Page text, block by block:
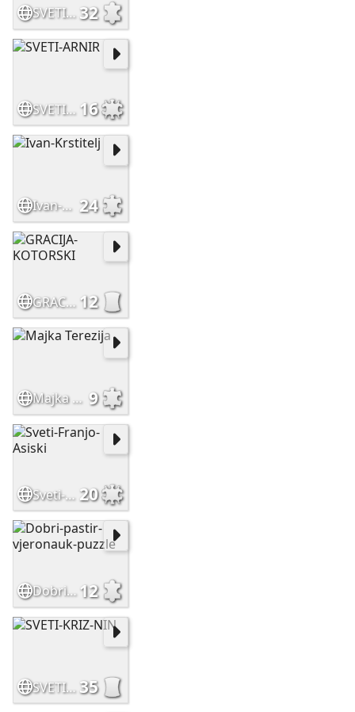
SVETI-ARNIR-OLTAR 32
SVETI-ARNIR 16
Ivan-Krstitelj 24
GRACIJA-KOTORSKI 12
Majka Terezija 9
Sveti-Franjo-Asiski 20
Dobri-pastir-vjeronauk-puzzle 12
SVETI-KRIZ-NIN 35